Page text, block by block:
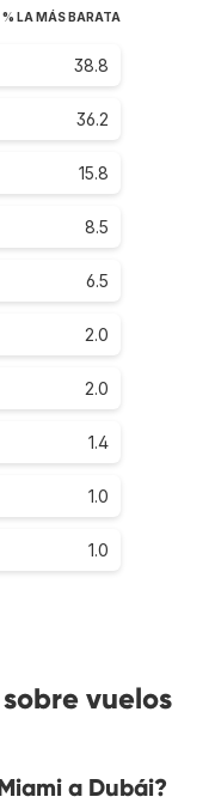
% LA MÁS BARATA
38.8
36.2
15.8
8.5
6.5
2.0
2.0
1.4
1.0
1.0
vuelos
a Dubái?